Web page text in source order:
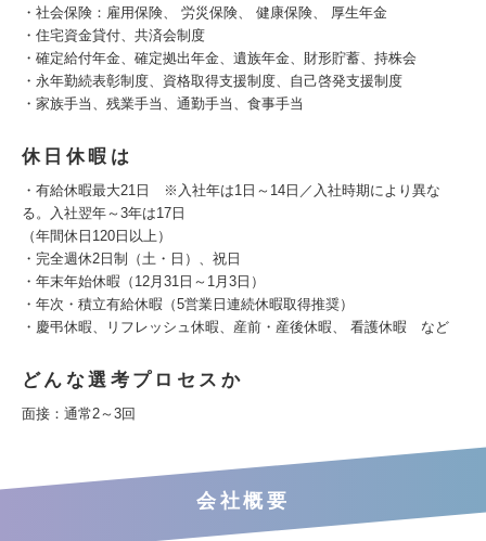
・社会保険：雇用保険、 労災保険、 健康保険、 厚生年金
・住宅資金貸付、共済会制度
・確定給付年金、確定拠出年金、遺族年金、財形貯蓄、持株会
・永年勤続表彰制度、資格取得支援制度、自己啓発支援制度
・家族手当、残業手当、通勤手当、食事手当
休日休暇は
・有給休暇最大21日 ※入社年は1日～14日／入社時期により異な
る。入社翌年～3年は17日
（年間休日120日以上）
・完全週休2日制（土・日）、祝日
・年末年始休暇（12月31日～1月3日）
・年次・積立有給休暇（5営業日連続休暇取得推奨）
・慶弔休暇、リフレッシュ休暇、産前・産後休暇、 看護休暇 など
どんな選考プロセスか
面接：通常2～3回
会社概要